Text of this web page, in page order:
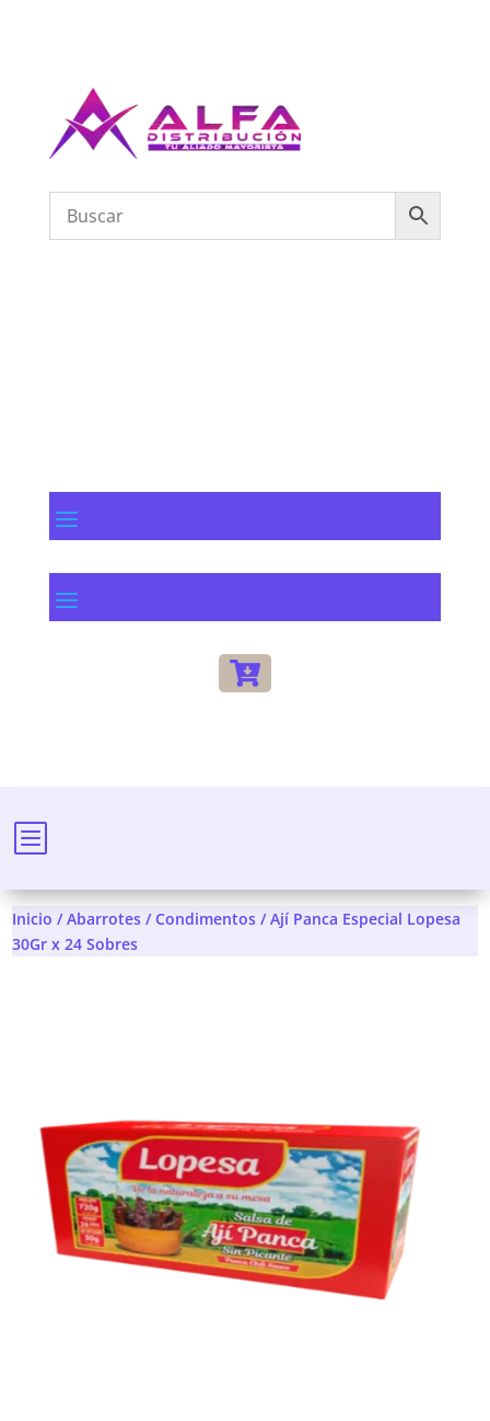
a
a

b
Inicio /Abarrotes /Condimentos / Ají Panca Especial Lopesa
30Gr x 24 Sobres